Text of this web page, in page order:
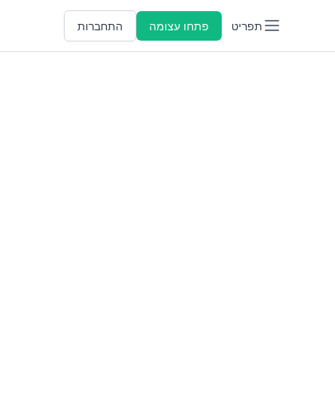
פתחו עצומה התחברות תפריט